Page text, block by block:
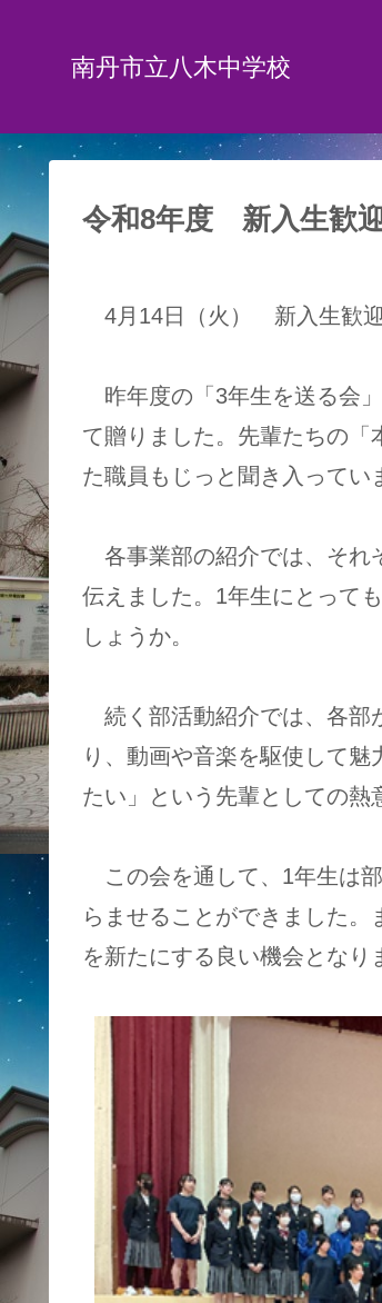
南丹市立八木中学校
令和8年度 新入生歓
4月14日（火） 新入生歓迎
昨年度の「3年生を送る会
て贈りました。先輩たちの「
た職員もじっと聞き入ってい
各事業部の紹介では、それ
伝えました。1年生にとって
しょうか。
続く部活動紹介では、各部
り、動画や音楽を駆使して
たい」という先輩としての熱
この会を通して、1年生は
らませることができました
を新たにする良い機会となり